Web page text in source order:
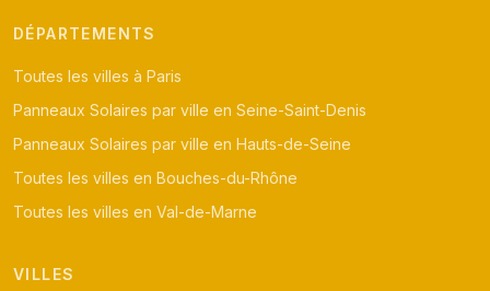
DÉPARTEMENTS
Toutes les villes à Paris
Panneaux Solaires par ville en Seine-Saint-Denis
Panneaux Solaires par ville en Hauts-de-Seine
Toutes les villes en Bouches-du-Rhône
Toutes les villes en Val-de-Marne
VILLES